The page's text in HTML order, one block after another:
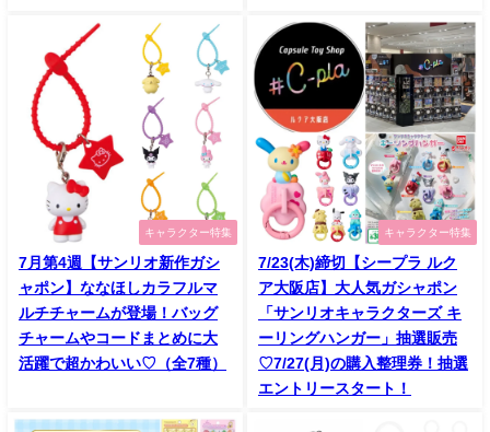
キャラクター特集
7月第4週【サンリオ新作ガシ
ャポン】ななほしカラフルマ
ルチチャームが登場！バッグ
チャームやコードまとめに大
活躍で超かわいい♡（全7種）
キャラクター特集
7/23(木)締切【シープラ ルク
ア大阪店】大人気ガシャポン
「サンリオキャラクターズ キ
ーリングハンガー」抽選販売
♡7/27(月)の購入整理券！抽選
エントリースタート！